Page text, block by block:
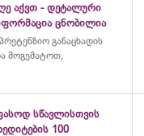
აქვთ - დეტალური
ცნობილია
განაცხადის
მოგემატოთ,
სწავლისთვის
100